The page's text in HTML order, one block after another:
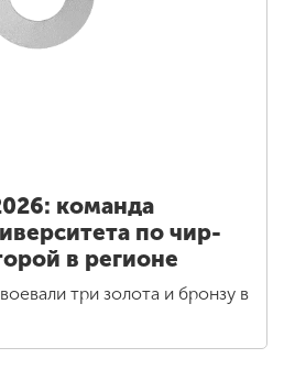
команда
по чир-
в регионе
три золота и бронзу в